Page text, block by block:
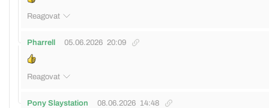
Reagovat
Pharrell 05.06.2026 20:09
Reagovat
Pony Slaystation 08.06.2026 14:48